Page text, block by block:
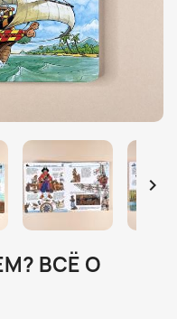

ВСЁ О